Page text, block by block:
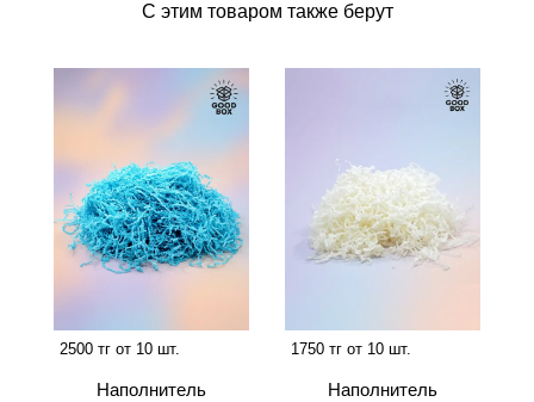
С этим товаром также берут
2500 тг от 10 шт.
Наполнитель
1750 тг от 10 шт.
Наполнитель